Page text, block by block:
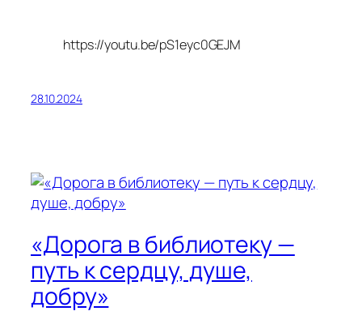
https://youtu.be/pS1eyc0GEJM
28.10.2024
«Дорога в библиотеку —
путь к сердцу, душе,
добру»